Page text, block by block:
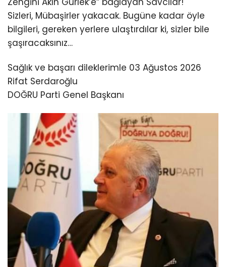
Sizleri, Mübaşirler yakacak. Bugüne kadar öyle
bilgileri, gereken yerlere ulaştırdılar ki, sizler bile
şaşıracaksınız…
Sağlık ve başarı dileklerimle 03 Ağustos 2026
Rifat Serdaroğlu
DOĞRU Parti Genel Başkanı